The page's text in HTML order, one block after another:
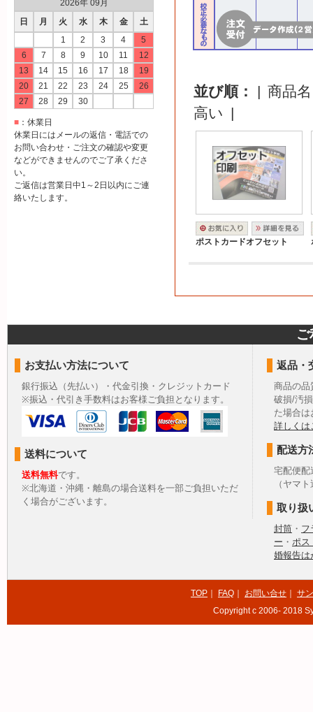
並び順： | 商品
高い |
ポストカードオフセット
2026年 09月
日
月 火 水 木 金
土
1
2 3 4
5
6
7 8 9 10 11
12
13
14 15 16 17 18
19
20
21 22 23 24 25
26
27
28 29 30
■ ：休業日
休業日にはメールの返信・電話での
お問い合わせ・ご注文の確認や変更
などができませんのでご了承くださ
い。
ご返信は営業日中1～2日以内にご連
絡いたします。
お支払い方法について
銀行振込（先払い）・代金引換・クレジットカード
※振込・代引き手数料はお客様ご負担となります。
送料について
送料無料です。
※北海道・沖縄・離島の場合送料を一部ご負担いただ
く場合がございます。
返品・
商品の品
破損/汚
た場合
詳しくは
配送方
宅配便配
（ヤマ
取り扱
封筒 ・ フ
ー ・ ポス
婚報告は
TOP FAQ お問い合せ
サ
Copyright c 2006- 2018